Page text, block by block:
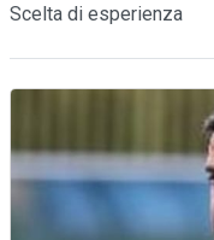
Scelta di esperienza